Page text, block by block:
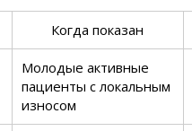
Когда показан
Молодые активные
пациенты с локальным
износом